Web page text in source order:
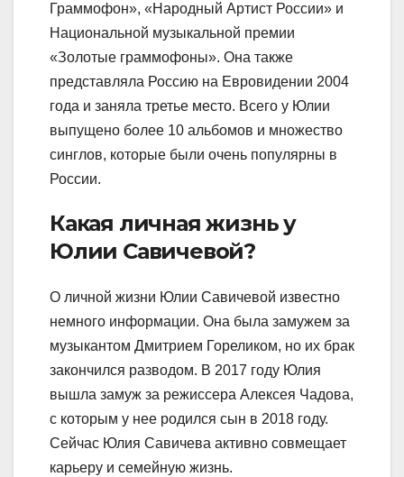
Граммофон», «Народный Артист России» и
Национальной музыкальной премии
«Золотые граммофоны». Она также
представляла Россию на Евровидении 2004
года и заняла третье место. Всего у Юлии
выпущено более 10 альбомов и множество
синглов, которые были очень популярны в
России.
Какая личная жизнь у
Юлии Савичевой?
О личной жизни Юлии Савичевой известно
немного информации. Она была замужем за
музыкантом Дмитрием Гореликом, но их брак
закончился разводом. В 2017 году Юлия
вышла замуж за режиссера Алексея Чадова,
с которым у нее родился сын в 2018 году.
Сейчас Юлия Савичева активно совмещает
карьеру и семейную жизнь.